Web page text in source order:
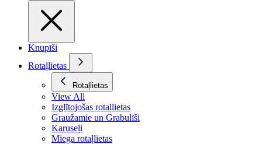
Knupīši
Rotaļlietas
Rotaļlietas
View All
Izglītojošas rotaļlietas
Graužamie un Grabulīši
Karuseļi
Miega rotaļlietas